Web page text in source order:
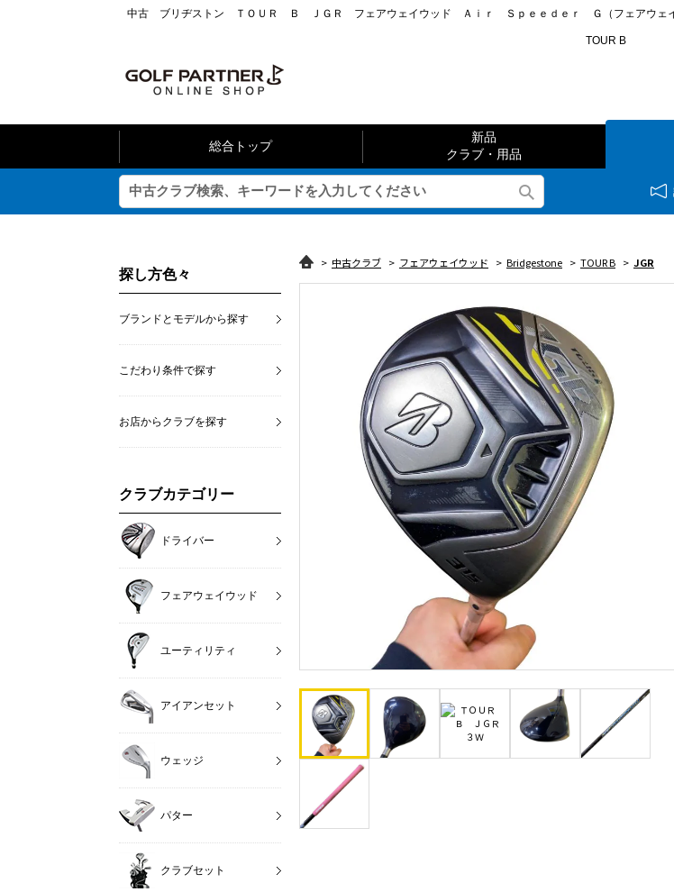
中古 ブリヂストン ＴＯＵＲ Ｂ ＪＧＲ フェアウェイウッド Ａｉｒ Ｓｐｅｅｄｅｒ Ｇ（フェアウェ
TOUR B
総合トップ
新品
クラブ・用品
> 中古クラブ > フェアウェイウッド > Bridgestone > TOUR B > JGR
探し方色々
ブランドとモデルから探す
こだわり条件で探す
お店からクラブを探す
クラブカテゴリー
ドライバー
フェアウェイウッド
ユーティリティ
アイアンセット
ウェッジ
パター
クラブセット